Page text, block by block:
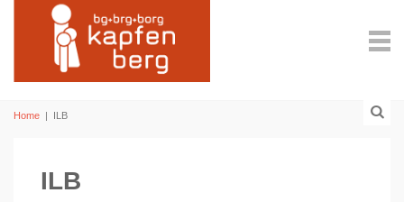
Home | ILB
ILB